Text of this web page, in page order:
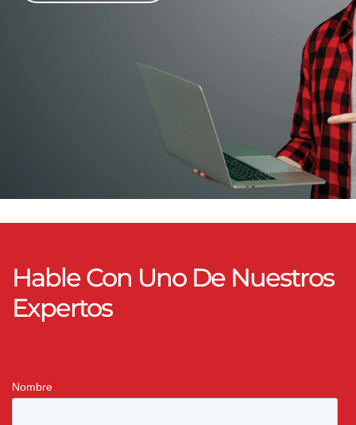
Hable Con Uno De Nuestros
Expertos